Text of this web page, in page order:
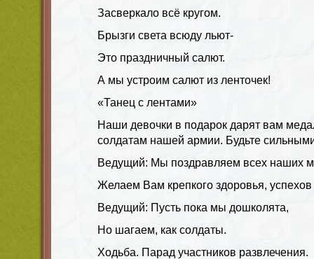
Засверкало всё кругом.
Брызги света всюду льют-
Это праздничный салют.
А мы устроим салют из ленточек!
«Танец с лентами»
Наши девочки в подарок дарят вам
солдатам нашей армии. Будьте
Ведущий: Мы поздравляем всех наших
Желаем Вам крепкого здоровья, успехов
Ведущий: Пусть пока мы дошколята,
Но шагаем, как солдаты.
Ходьба. Парад участников развлечения.